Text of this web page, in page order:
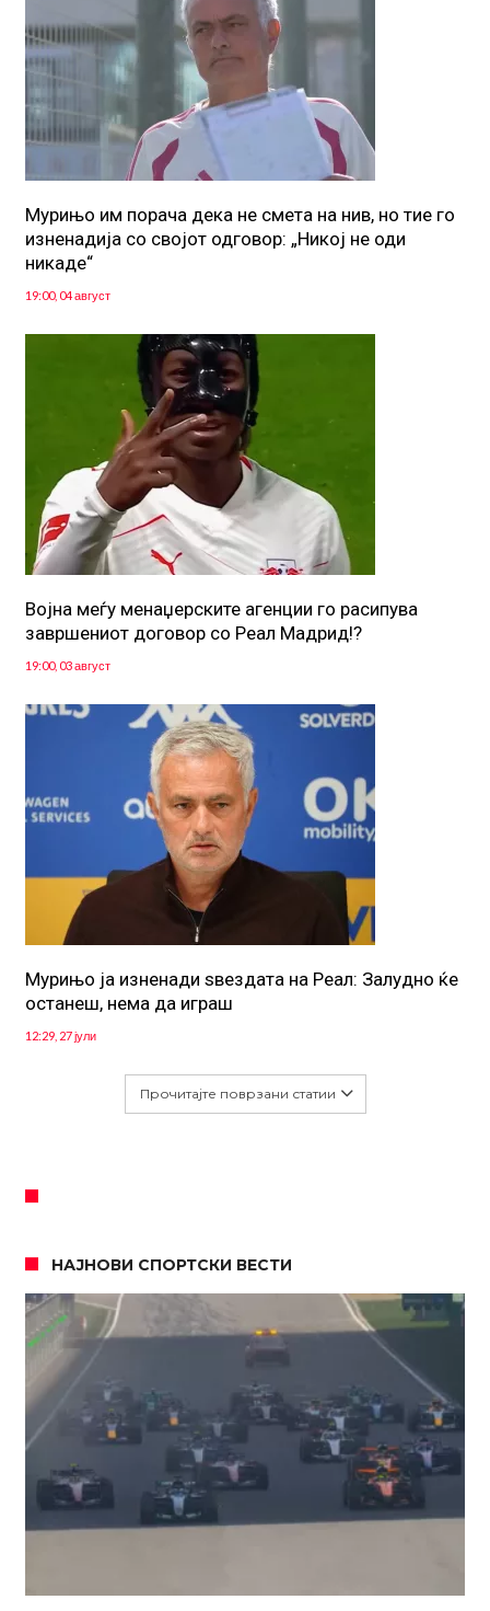
Мурињо им порача дека не смета на нив, но тие го
изненадија со својот одговор: „Никој не оди
никаде“
19:00, 04 август
Војна меѓу менаџерските агенции го расипува
завршениот договор со Реал Мадрид!?
19:00, 03 август
Мурињо ја изненади ѕвездата на Реал: Залудно ќе
останеш, нема да играш
12:29, 27 јули
Прочитајте поврзани статии
НАЈНОВИ СПОРТСКИ ВЕСТИ